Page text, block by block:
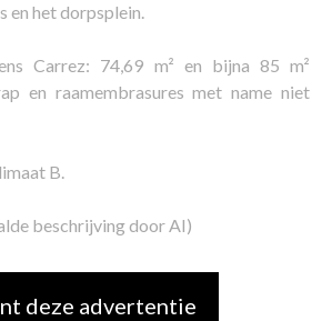
en het dorpsplein.
Carrez: 74,69 m² en bijna 85 m²
en raamembrasures met name niet
B.
beschrijving door AI)
deze advertentie